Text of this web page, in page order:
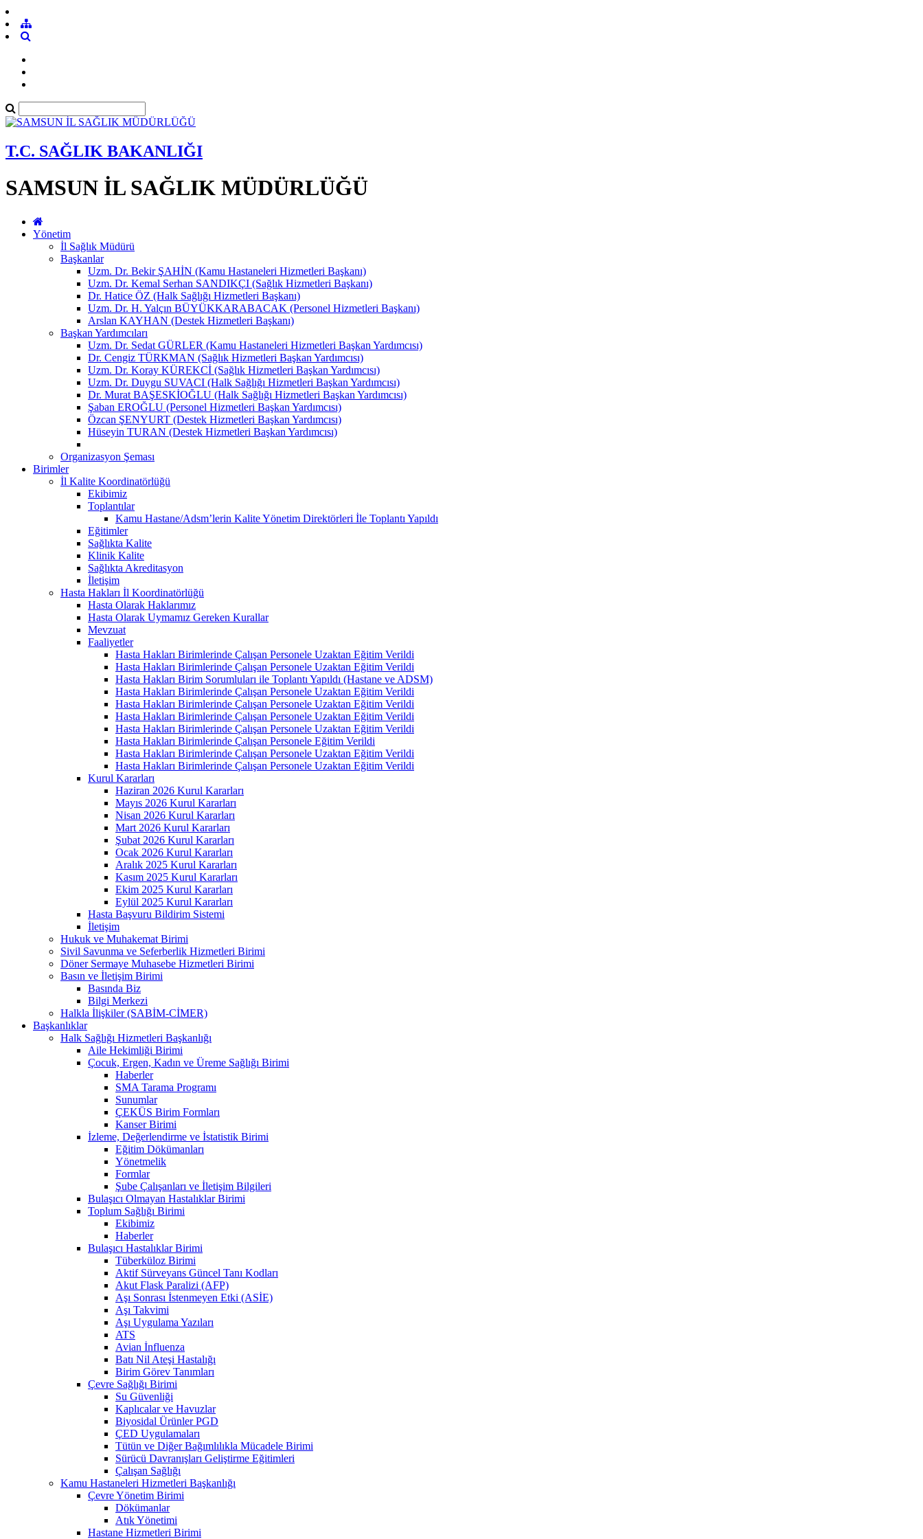
T.C. SAĞLIK BAKANLIĞI
SAMSUN İL SAĞLIK MÜDÜRLÜĞÜ
Yönetim
İl Sağlık Müdürü
Başkanlar
Uzm. Dr. Bekir ŞAHİN (Kamu Hastaneleri Hizmetleri Başkanı)
Uzm. Dr. Kemal Serhan SANDIKÇI (Sağlık Hizmetleri Başkanı)
Dr. Hatice ÖZ (Halk Sağlığı Hizmetleri Başkanı)
Uzm. Dr. H. Yalçın BÜYÜKKARABACAK (Personel Hizmetleri Başkanı)
Arslan KAYHAN (Destek Hizmetleri Başkanı)
Başkan Yardımcıları
Uzm. Dr. Sedat GÜRLER (Kamu Hastaneleri Hizmetleri Başkan Yardımcısı)
Dr. Cengiz TÜRKMAN (Sağlık Hizmetleri Başkan Yardımcısı)
Uzm. Dr. Koray KÜREKCİ (Sağlık Hizmetleri Başkan Yardımcısı)
Uzm. Dr. Duygu SUVACI (Halk Sağlığı Hizmetleri Başkan Yardımcısı)
Dr. Murat BAŞESKİOĞLU (Halk Sağlığı Hizmetleri Başkan Yardımcısı)
Şaban EROĞLU (Personel Hizmetleri Başkan Yardımcısı)
Özcan ŞENYURT (Destek Hizmetleri Başkan Yardımcısı)
Hüseyin TURAN (Destek Hizmetleri Başkan Yardımcısı)
Organizasyon Şeması
Birimler
İl Kalite Koordinatörlüğü
Ekibimiz
Toplantılar
Kamu Hastane/Adsm’lerin Kalite Yönetim Direktörleri İle Toplantı Yapıldı
Eğitimler
Sağlıkta Kalite
Klinik Kalite
Sağlıkta Akreditasyon
İletişim
Hasta Hakları İl Koordinatörlüğü
Hasta Olarak Haklarımız
Hasta Olarak Uymamız Gereken Kurallar
Mevzuat
Faaliyetler
Hasta Hakları Birimlerinde Çalışan Personele Uzaktan Eğitim Verildi
Hasta Hakları Birimlerinde Çalışan Personele Uzaktan Eğitim Verildi
Hasta Hakları Birim Sorumluları ile Toplantı Yapıldı (Hastane ve ADSM)
Hasta Hakları Birimlerinde Çalışan Personele Uzaktan Eğitim Verildi
Hasta Hakları Birimlerinde Çalışan Personele Uzaktan Eğitim Verildi
Hasta Hakları Birimlerinde Çalışan Personele Uzaktan Eğitim Verildi
Hasta Hakları Birimlerinde Çalışan Personele Uzaktan Eğitim Verildi
Hasta Hakları Birimlerinde Çalışan Personele Eğitim Verildi
Hasta Hakları Birimlerinde Çalışan Personele Uzaktan Eğitim Verildi
Hasta Hakları Birimlerinde Çalışan Personele Uzaktan Eğitim Verildi
Kurul Kararları
Haziran 2026 Kurul Kararları
Mayıs 2026 Kurul Kararları
Nisan 2026 Kurul Kararları
Mart 2026 Kurul Kararları
Şubat 2026 Kurul Kararları
Ocak 2026 Kurul Kararları
Aralık 2025 Kurul Kararları
Kasım 2025 Kurul Kararları
Ekim 2025 Kurul Kararları
Eylül 2025 Kurul Kararları
Hasta Başvuru Bildirim Sistemi
İletişim
Hukuk ve Muhakemat Birimi
Sivil Savunma ve Seferberlik Hizmetleri Birimi
Döner Sermaye Muhasebe Hizmetleri Birimi
Basın ve İletişim Birimi
Basında Biz
Bilgi Merkezi
Halkla İlişkiler (SABİM-CİMER)
Başkanlıklar
Halk Sağlığı Hizmetleri Başkanlığı
Aile Hekimliği Birimi
Çocuk, Ergen, Kadın ve Üreme Sağlığı Birimi
Haberler
SMA Tarama Programı
Sunumlar
ÇEKÜS Birim Formları
Kanser Birimi
İzleme, Değerlendirme ve İstatistik Birimi
Eğitim Dökümanları
Yönetmelik
Formlar
Şube Çalışanları ve İletişim Bilgileri
Bulaşıcı Olmayan Hastalıklar Birimi
Toplum Sağlığı Birimi
Ekibimiz
Haberler
Bulaşıcı Hastalıklar Birimi
Tüberküloz Birimi
Aktif Sürveyans Güncel Tanı Kodları
Akut Flask Paralizi (AFP)
Aşı Sonrası İstenmeyen Etki (ASİE)
Aşı Takvimi
Aşı Uygulama Yazıları
ATS
Avian İnfluenza
Batı Nil Ateşi Hastalığı
Birim Görev Tanımları
Çevre Sağlığı Birimi
Su Güvenliği
Kaplıcalar ve Havuzlar
Biyosidal Ürünler PGD
ÇED Uygulamaları
Tütün ve Diğer Bağımlılıkla Mücadele Birimi
Sürücü Davranışları Geliştirme Eğitimleri
Çalışan Sağlığı
Kamu Hastaneleri Hizmetleri Başkanlığı
Çevre Yönetim Birimi
Dökümanlar
Atık Yönetimi
Hastane Hizmetleri Birimi